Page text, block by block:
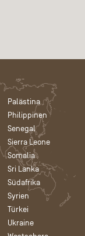
Palästina
Philippinen
Senegal
Sierra Leone
Somalia
Sri Lanka
Südafrika
Syrien
Türkei
Ukraine